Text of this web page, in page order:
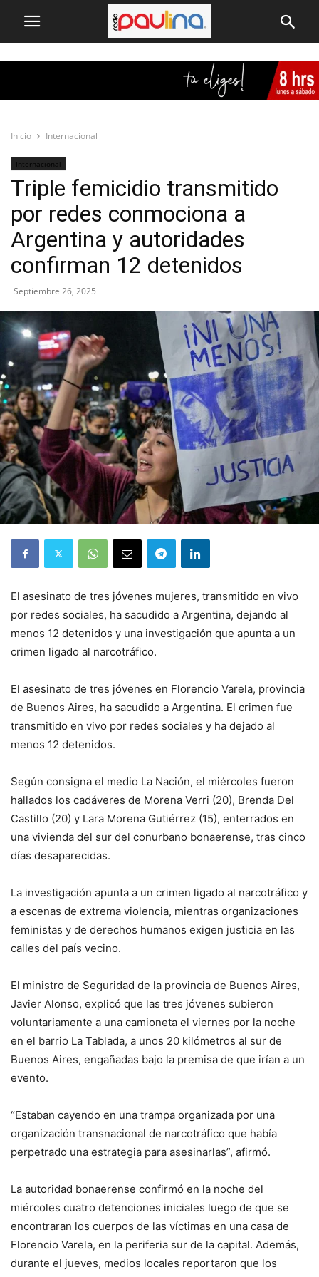
Inicio Internacional
Internacional
Triple femicidio transmitido
por redes conmociona a
Argentina y autoridades
confirman 12 detenidos
Septiembre 26, 2025
El asesinato de tres jóvenes mujeres, transmitido en vivo
por redes sociales, ha sacudido a Argentina, dejando al
menos 12 detenidos y una investigación que apunta a un
crimen ligado al narcotráfico.
El asesinato de tres jóvenes en Florencio Varela, provincia
de Buenos Aires, ha sacudido a Argentina. El crimen fue
transmitido en vivo por redes sociales y ha dejado al
menos 12 detenidos.
Según consigna el medio La Nación, el miércoles fueron
hallados los cadáveres de Morena Verri (20), Brenda Del
Castillo (20) y Lara Morena Gutiérrez (15), enterrados en
una vivienda del sur del conurbano bonaerense, tras cinco
días desaparecidas.
La investigación apunta a un crimen ligado al narcotráfico y
a escenas de extrema violencia, mientras organizaciones
feministas y de derechos humanos exigen justicia en las
calles del país vecino.
El ministro de Seguridad de la provincia de Buenos Aires,
Javier Alonso, explicó que las tres jóvenes subieron
voluntariamente a una camioneta el viernes por la noche
en el barrio La Tablada, a unos 20 kilómetros al sur de
Buenos Aires, engañadas bajo la premisa de que irían a un
evento.
“Estaban cayendo en una trampa organizada por una
organización transnacional de narcotráfico que había
perpetrado una estrategia para asesinarlas”, afirmó.
La autoridad bonaerense confirmó en la noche del
miércoles cuatro detenciones iniciales luego de que se
encontraran los cuerpos de las víctimas en una casa de
Florencio Varela, en la periferia sur de la capital. Además,
durante el jueves, medios locales reportaron que los